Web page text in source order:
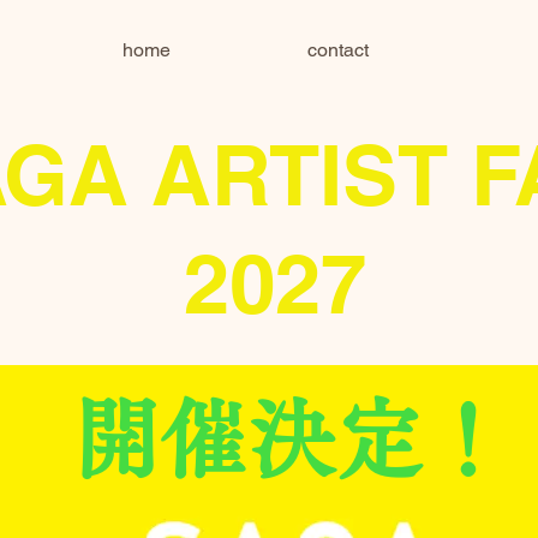
home contact
ARTIST
2027
​開催決定！